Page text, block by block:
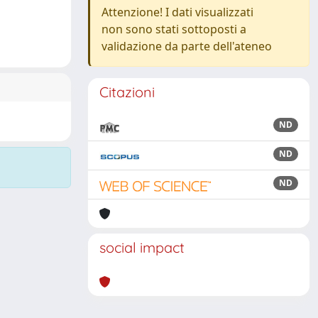
Attenzione! I dati visualizzati
non sono stati sottoposti a
validazione da parte dell'ateneo
Citazioni
ND
ND
ND
social impact